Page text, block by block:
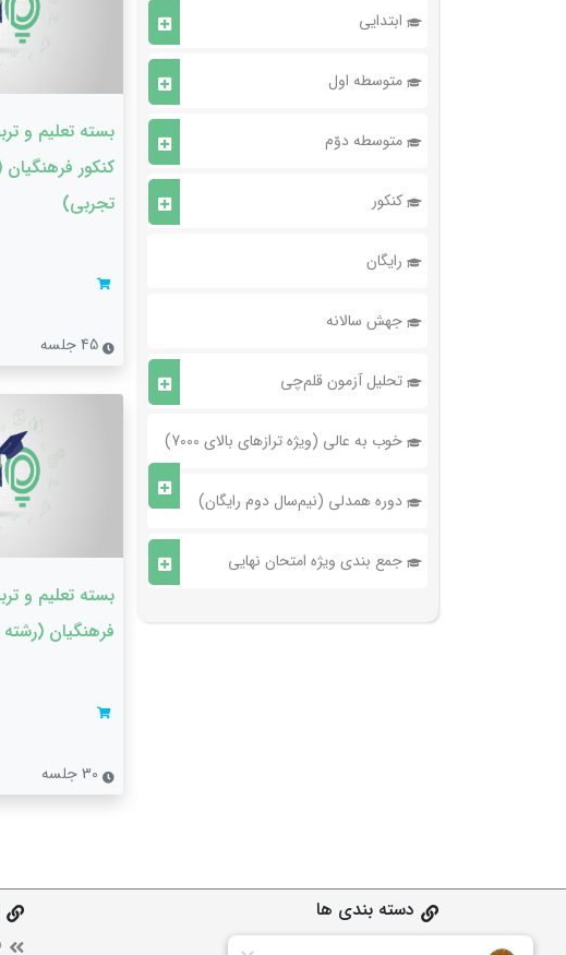
ابتدایی
متوسطه اول
متوسطه دوّم
کنکور
رایگان
جهش سالانه
تحلیل آزمون قلم‌چی
خوب به عالی (ویژه ترازهای بالای 7000)
دوره همدلی (نیم‌سال دوم رایگان)
جمع بندی ویژه امتحان نهایی
بسته تعلیم و
کنکور
تجربی)
45 جلسه
بسته تعلیم و
فرهنگیان
دسته بندی ها
ابتدایی